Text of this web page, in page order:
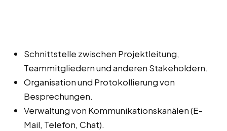
Schnittstelle zwischen Projektleitung,
Teammitgliedern und anderen Stakeholdern.
Organisation und Protokollierung von
Besprechungen.
Verwaltung von Kommunikationskanälen (E-
Mail, Telefon, Chat).